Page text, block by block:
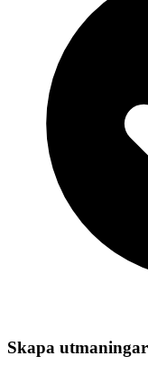
Skapa utmaningar